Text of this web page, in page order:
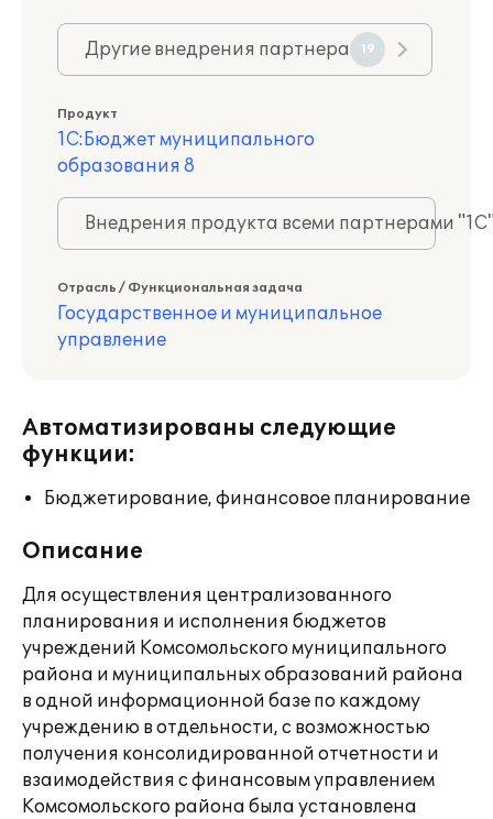
Другие внедрения партнера 19
Продукт
1С:Бюджет муниципального
образования 8
Внедрения продукта всеми партнерами
Отрасль / Функциональная задача
Государственное и муниципальное
управление
Автоматизированы следующие
функции:
Бюджетирование, финансовое планирование
Описание
Для осуществления централизованного
планирования и исполнения бюджетов
учреждений Комсомольского муниципального
района и муниципальных образований района
в одной информационной базе по каждому
учреждению в отдельности, с возможностью
получения консолидированной отчетности и
взаимодействия с финансовым управлением
Комсомольского района была установлена